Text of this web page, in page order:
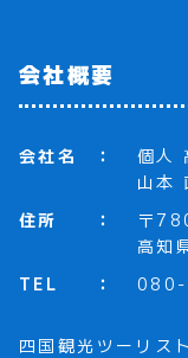
会社概要
会社名
個人
山本
住所
〒
高知
TEL
四国観光ツーリスト